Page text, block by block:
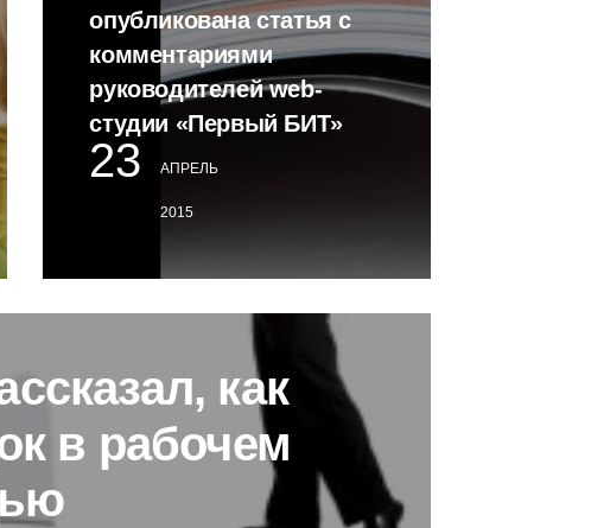
опубликована статья с
комментариями
руководителей web-
студии «Первый БИТ»
23 АПРЕЛЬ
2015
как
в рабочем